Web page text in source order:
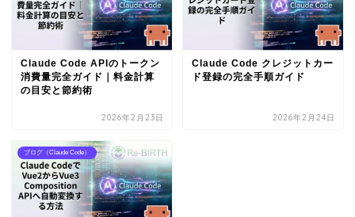
Claude Code APIのトークン
消費量完全ガイド｜料金計算
の目安と節約術
2026年2月23日
Claude Code クレジットカー
ド登録の完全手順ガイド
2026年2月24日
ブログ（Claude Code）